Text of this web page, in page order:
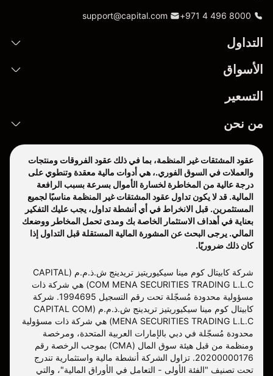
+971 4 496 8000
support@capital.com
التداول
الأسواق
التسعير
من نحن
عقود المشتقات غير المنظمة، بما في ذلك عقود الفروقات ومنتجات
والعملات في السوق الفوري.، هي أدوات مالية معقدة وتنطوي على
درجة عالية من المخاطرة لخسارة الأموال بسرعة بسبب الرافعة
المالية. قد لا يكون تداول عقود المشتقات غير المنظمة مناسبًا لجميع
المستثمرين. قبل الانخراط في أي أنشطة تداول، يجب عليك التفكير
بعناية في أهداف الاستثمار الخاصة بك ومدى تحمل المخاطر ووضعك
المالي. يرجى البحث عن المشورة المالية المستقلة قبل التداول إذا
كان ذلك ضروريًا.
شركة كابيتال كوم مينا سيكيوريتيز تريدينج ش.ذ.م.م (CAPITAL
COM MENA SECURITIES TRADING L.L.C) هي شركة ذات
مسؤولية محدودة مُسجّلة تحت رقم التسجيل 1994695. شركة
كابيتال كوم مينا سيكيوريتيز تريدينج ش.ذ.م.م (CAPITAL COM
MENA SECURITIES TRADING L.L.C) هي شركة ذات مسؤولية
محدودة مُسجّلة في دبي بالإمارات العربية المتحدة، ومرخصة
ومنظمة من قبل هيئة سوق المال (CMA) بموجب الرخصة رقم
20200000176. تزاول الشركة أنشطة مالية واستثمارية تندرج
تحت تصنيف "الفئة الأولى - التعامل في الأوراق المالية"، والتي